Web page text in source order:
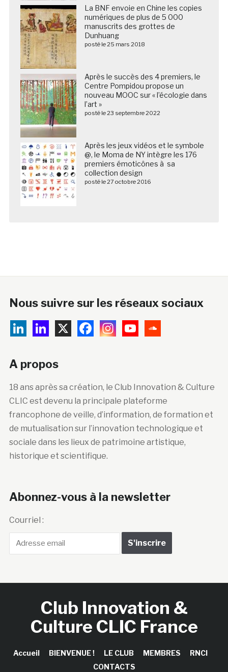
La BNF envoie en Chine les copies
numériques de plus de 5 000
manuscrits des grottes de
Dunhuang
posté le 25 mars 2018
Après le succès des 4 premiers, le
Centre Pompidou propose un
nouveau MOOC sur « l’écologie dans
l’art »
posté le 23 septembre 2022
Après les jeux vidéos et le symbole
@, le Moma de NY intègre les 176
premiers émoticônes à sa
collection design
posté le 27 octobre 2016
Nous suivre sur les réseaux sociaux
A propos
18 ans après sa création, le Club Innovation & Culture
CLIC est devenu la principale plateforme
francophone de veille, d’information, de formation et
de mutualisation sur l’innovation technologique et
sociale dans les lieux de patrimoine artistique,
historique et scientifique.
Abonnez-vous à la newsletter
Courriel :
Club Innovation &
Culture CLIC France
Accueil BIENVENUE ! LE CLUB MEMBRES
RNCI
CONTACTS